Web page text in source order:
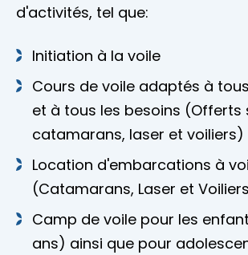
d'activités, tel que:
Initiation à la voile
Cours de voile adaptés à
et à tous les besoins (Offerts
catamarans, laser et voiliers)
Location d'embarcations à
(Catamarans, Laser et
Camp de voile pour les
ans) ainsi que pour